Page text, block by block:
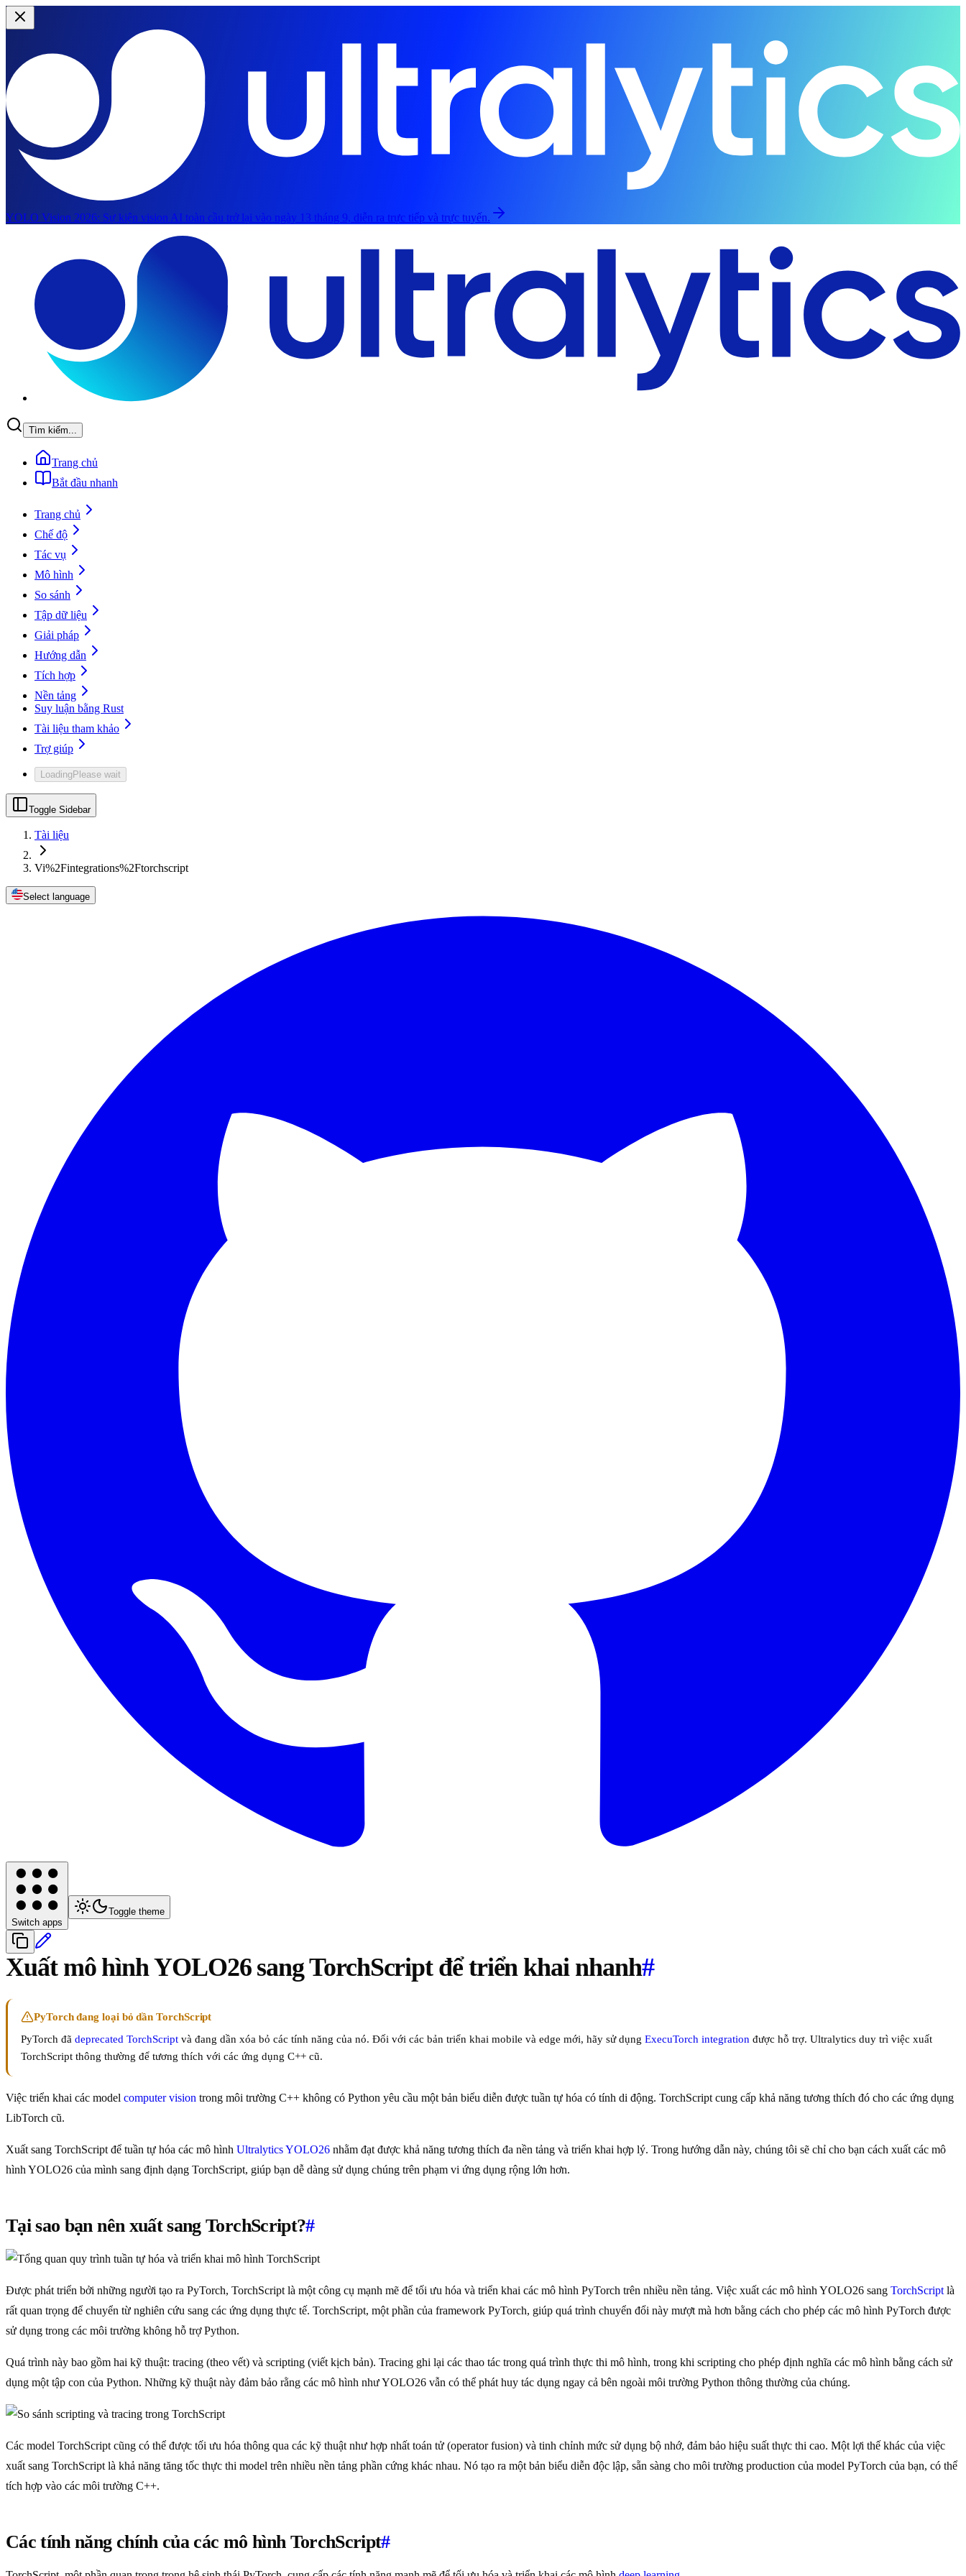
YOLO Vision 2026: Sự kiện vision AI toàn cầu trở lại vào ngày 13 tháng 9, diễn ra trực tiếp và trực tuyến.
Tìm kiếm...
Trang chủ
Bắt đầu nhanh
Trang chủ
Chế độ
Tác vụ
Mô hình
So sánh
Tập dữ liệu
Giải pháp
Hướng dẫn
Tích hợp
Nền tảng
Suy luận bằng Rust
Tài liệu tham khảo
Trợ giúp
LoadingPlease wait
Toggle Sidebar
Tài liệu
Vi%2Fintegrations%2Ftorchscript
Select language
Switch apps
Toggle theme
Xuất mô hình YOLO26 sang TorchScript để triển khai nhanh#
PyTorch đang loại bỏ dần TorchScript
PyTorch đã deprecated TorchScript và đang dần xóa bỏ các tính năng của nó. Đối với các bản triển khai mobile và edge mới, hãy sử dụng ExecuTorch integration được hỗ trợ. Ultralytics duy trì việc xuất
TorchScript thông thường để tương thích với các ứng dụng C++ cũ.
Việc triển khai các model computer vision trong môi trường C++ không có Python yêu cầu một bản biểu diễn được tuần tự hóa có tính di động. TorchScript cung cấp khả năng tương thích đó cho các ứng dụng
LibTorch cũ.
Xuất sang TorchScript để tuần tự hóa các mô hình Ultralytics YOLO26 nhằm đạt được khả năng tương thích đa nền tảng và triển khai hợp lý. Trong hướng dẫn này, chúng tôi sẽ chỉ cho bạn cách xuất các mô
hình YOLO26 của mình sang định dạng TorchScript, giúp bạn dễ dàng sử dụng chúng trên phạm vi ứng dụng rộng lớn hơn.
Tại sao bạn nên xuất sang TorchScript?#
Được phát triển bởi những người tạo ra PyTorch, TorchScript là một công cụ mạnh mẽ để tối ưu hóa và triển khai các mô hình PyTorch trên nhiều nền tảng. Việc xuất các mô hình YOLO26 sang TorchScript là
rất quan trọng để chuyển từ nghiên cứu sang các ứng dụng thực tế. TorchScript, một phần của framework PyTorch, giúp quá trình chuyển đổi này mượt mà hơn bằng cách cho phép các mô hình PyTorch được
sử dụng trong các môi trường không hỗ trợ Python.
Quá trình này bao gồm hai kỹ thuật: tracing (theo vết) và scripting (viết kịch bản). Tracing ghi lại các thao tác trong quá trình thực thi mô hình, trong khi scripting cho phép định nghĩa các mô hình bằng cách sử
dụng một tập con của Python. Những kỹ thuật này đảm bảo rằng các mô hình như YOLO26 vẫn có thể phát huy tác dụng ngay cả bên ngoài môi trường Python thông thường của chúng.
Các model TorchScript cũng có thể được tối ưu hóa thông qua các kỹ thuật như hợp nhất toán tử (operator fusion) và tinh chỉnh mức sử dụng bộ nhớ, đảm bảo hiệu suất thực thi cao. Một lợi thế khác của việc
xuất sang TorchScript là khả năng tăng tốc thực thi model trên nhiều nền tảng phần cứng khác nhau. Nó tạo ra một bản biểu diễn độc lập, sẵn sàng cho môi trường production của model PyTorch của bạn, có thể
tích hợp vào các môi trường C++.
Các tính năng chính của các mô hình TorchScript#